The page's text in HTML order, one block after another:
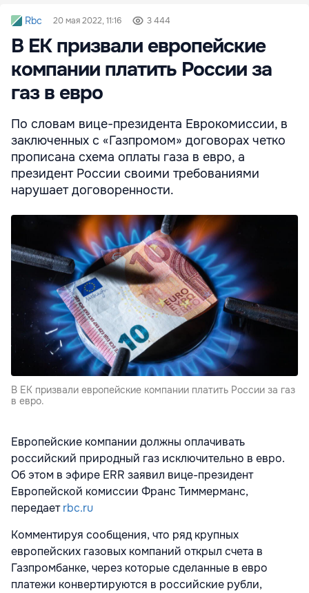
Rbc 20 мая 2022, 11:16 3 444
В ЕК призвали европейские
компании платить России за
газ в евро
По словам вице-президента Еврокомиссии, в
заключенных с «Газпромом» договорах четко
прописана схема оплаты газа в евро, а
президент России своими требованиями
нарушает договоренности.
В ЕК призвали европейские компании платить России за газ
в евро.
Европейские компании должны оплачивать
российский природный газ исключительно в евро.
Об этом в эфире ERR заявил вице-президент
Европейской комиссии Франс Тиммерманс,
передаетrbc.ru
Комментируя сообщения, что ряд крупных
европейских газовых компаний открыл счета в
Газпромбанке, через которые сделанные в евро
платежи конвертируются в российские рубли,